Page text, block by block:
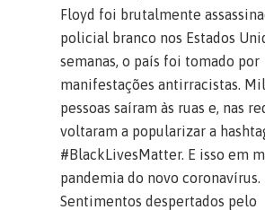
Floyd foi brutalmente
policial branco nos Estados
semanas, o país foi tomado por
manifestações antirracistas.
pessoas saíram às ruas e, nas
voltaram a popularizar a
#BlackLivesMatter. E isso em
pandemia do novo coronavírus.
Sentimentos despertados pelo